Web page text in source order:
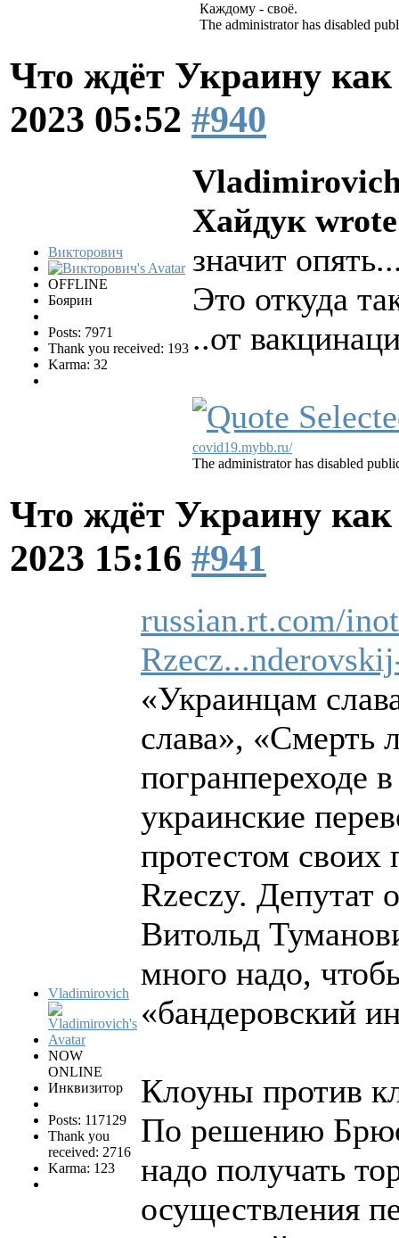
Каждому - своё.
The administrator has disabled
Что ждёт Украину
2023 05:52 #940
Викторович
OFFLINE
Боярин
Posts: 7971
Thank you received: 193
Karma: 32
Хайдук
значит
Это откуда
..от
covid19.mybb.ru/
The administrator has disabled
Что ждёт Украину
2023 15:16 #941
Vladimirovich
NOW
ONLINE
Инквизитор
Posts: 117129
Thank you
received: 2716
Karma: 123
russian.rt.com/
«Украинцам
слава», «Смерть
погранпереходе
украинские
протестом своих
Rzeczy. Депутат
Витольд
много надо,
«бандеровский
Клоуны против
По решению
надо получать
осуществления